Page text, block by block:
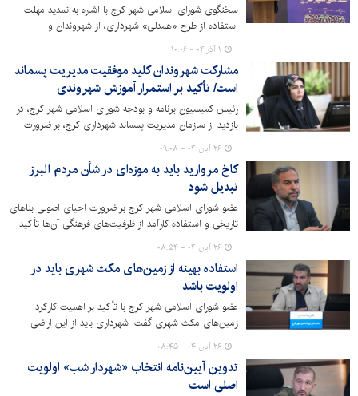
سخنگوی شورای اسلامی شهر کرج با اشاره به تمدید مهلت
استفاده از طرح «همدلی» شهرداری، از شهروندان و
سرمایه‌گذاران حوزه مسکن خواست در فرصت محدود
باقی‌مانده نسبت به تسویه‌حساب و بهره‌مندی از تخفیفات
مصوب اقدام کنند.
۱ آذر ۰۴ - ۱۰:۰۶
مشارکت شهروندان کلید موفقیت مدیریت پسماند
است/ تأکید بر استمرار آموزش شهروندی
رئیس کمیسیون برنامه و بودجه شورای اسلامی شهر کرج، در
بازدید از سازمان مدیریت پسماند شهرداری کرج، بر ضرورت
تداوم برنامه‌های آموزشی و تقویت مشارکت شهروندان در
تفکیک پسماند از مبدا تأکید کرد.
۲۶ آبان ۰۴ - ۰۹:۰۸
کاخ مروارید باید به موزه‌ای در شأن مردم البرز
تبدیل شود
عضو شورای اسلامی شهر کرج بر ضرورت احیای اصولی بناهای
تاریخی و استفاده کارآمد از ظرفیت‌های فرهنگی آن‌ها تأکید
کرد و گفت: کاخ مروارید سال‌هاست رها شده و در حالی که
می‌توانست فضای قابل استفاده‌ای برای مردم البرز باشد،
امروز به شدت آسیب دیده است.
۲۶ آبان ۰۴ - ۰۸:۵۴
استفاده بهینه از زمین‌های مکث شهری باید در
اولویت باشد
عضو شورای اسلامی شهر کرج با تأکید بر اهمیت کارکرد
زمین‌های مکث شهری گفت: شهرداری باید از این اراضی
به‌صورت هدفمند، قانونی و در راستای نیازهای واقعی شهر و
شهروندان استفاده کند.
۲۶ آبان ۰۴ - ۰۸:۴۵
تدوین آیین‌نامه انتخاب «شهردار شب» اولویت
اصلی است